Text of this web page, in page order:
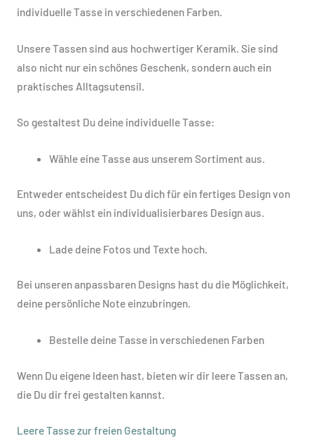
individuelle Tasse in verschiedenen Farben.
Unsere Tassen sind aus hochwertiger Keramik. Sie sind
also nicht nur ein schönes Geschenk, sondern auch ein
praktisches Alltagsutensil.
So gestaltest Du deine individuelle Tasse:
Wähle eine Tasse aus unserem Sortiment aus.
Entweder entscheidest Du dich für ein fertiges Design von
uns, oder wählst ein individualisierbares Design aus.
Lade deine Fotos und Texte hoch.
Bei unseren anpassbaren Designs hast du die Möglichkeit,
deine persönliche Note einzubringen.
Bestelle deine Tasse in verschiedenen Farben
Wenn Du eigene Ideen hast, bieten wir dir leere Tassen an,
die Du dir frei gestalten kannst.
Leere Tasse zur freien Gestaltung